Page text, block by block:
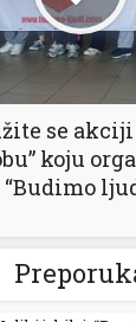
se
koju
“Budimo